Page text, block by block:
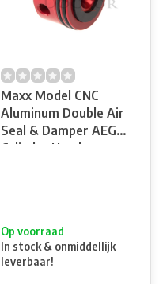
Maxx Model CNC
Aluminum Double Air
Seal & Damper AEG
Cylinder Head
Op voorraad
In stock & onmiddellijk
leverbaar!